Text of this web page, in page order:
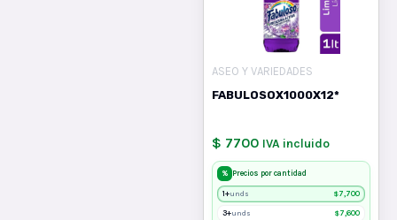
ASEO Y VARIEDADES
FABULOSOX1000X12*
$ 7700 IVA incluido
% Precios por cantidad
1+unds $7,700
3+unds $7,600